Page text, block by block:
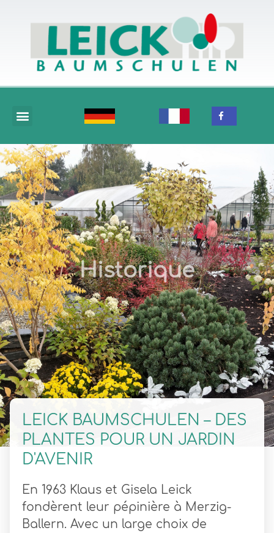
Historique
LEICK BAUMSCHULEN – DES
PLANTES POUR UN JARDIN
D'AVENIR
En 1963 Klaus et Gisela Leick
fondèrent leur pépinière à Merzig-
Ballern. Avec un large choix de